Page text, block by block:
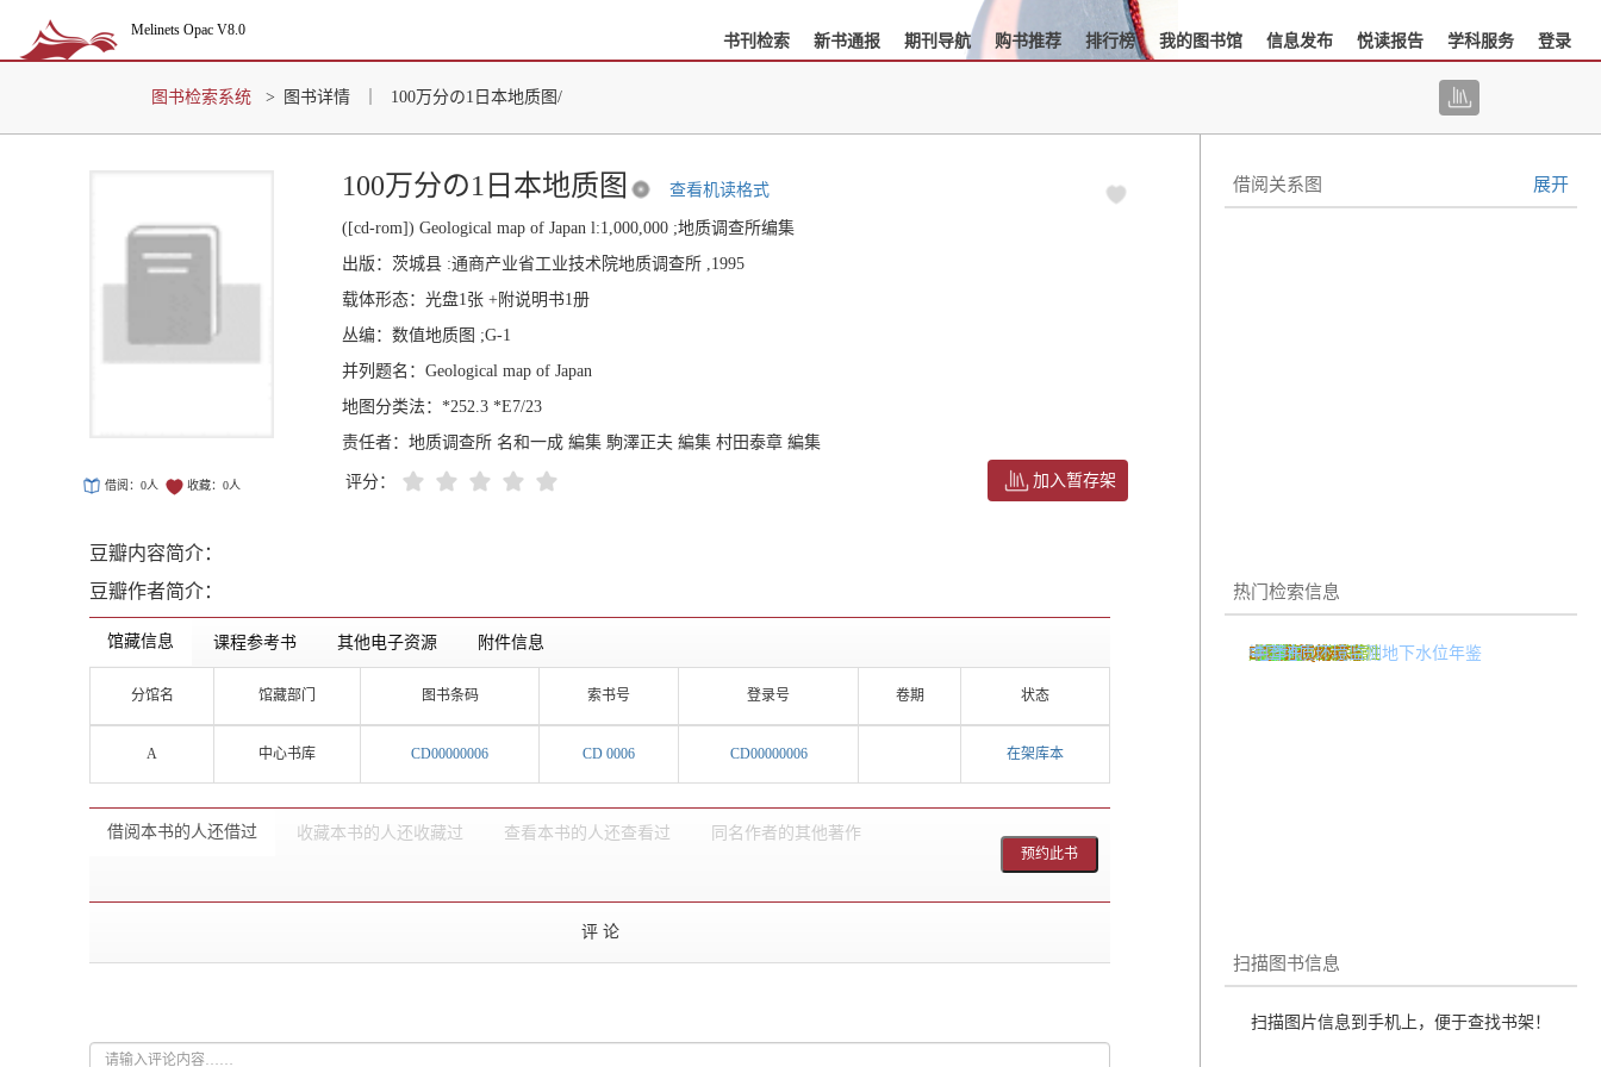
Melinets Opac V8.0
书刊检索 新书通报 期刊导航 购书推荐 排行榜 我的图书馆 信息发布 悦读报告 学科服务 登录
图书检索系统 > 图书详情 100万分の1日本地质图/
借阅： 0人 收藏： 0人
100万分の1日本地质图 查看机读格式
([cd-rom]) Geological map of Japan l:1,000,000 ;地质调查所编集
出版： 茨城县 :通商产业省工业技术院地质调查所 ,1995
载体形态： 光盘1张 +附说明书1册
丛编： 数值地质图 ;G-1
并列题名： Geological map of Japan
地图分类法： *252.3 *E7/23
责任者： 地质调查所 名和一成 編集 駒澤正夫 編集 村田泰章 編集
评分： 加入暂存架
豆瓣内容简介：
豆瓣作者简介：
馆藏信息 课程参考书 其他电子资源 附件信息
分馆名 馆藏部门 图书条码 索书号 登录号 卷期 状态
A 中心书库 CD00000006 CD 0006 CD00000006 在架库本
借阅本书的人还借过 收藏本书的人还收藏过 查看本书的人还查看过 同名作者的其他著作
评 论
借阅关系图 展开
热门检索信息
1
中国矿产地质志
民国
地质勘探方法
铁矿
中国区域地质志
地质志
元素
岩溶
5502J66RE2
山西省中生代碱性
李四光
丁文江
成矿模式 裴荣富
EARTHQUAKE
中国古生物志
**
核
中国地质环境监测地下水位年鉴
毛泽东
扫描图书信息
扫描图片信息到手机上，便于查找书架！